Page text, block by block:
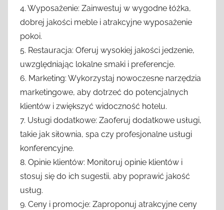
4. Wyposażenie: Zainwestuj w wygodne łóżka,
dobrej jakości meble i atrakcyjne wyposażenie
pokoi.
5. Restauracja: Oferuj wysokiej jakości jedzenie,
uwzględniając lokalne smaki i preferencje.
6. Marketing: Wykorzystaj nowoczesne narzędzia
marketingowe, aby dotrzeć do potencjalnych
klientów i zwiększyć widoczność hotelu.
7. Usługi dodatkowe: Zaoferuj dodatkowe usługi,
takie jak siłownia, spa czy profesjonalne usługi
konferencyjne.
8. Opinie klientów: Monitoruj opinie klientów i
stosuj się do ich sugestii, aby poprawić jakość
usług.
9. Ceny i promocje: Zaproponuj atrakcyjne ceny